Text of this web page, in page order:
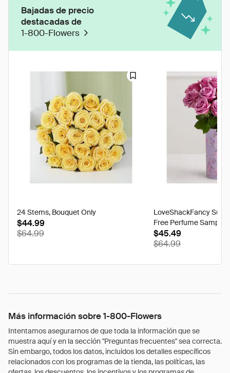
Bajadas de precio
destacadas de
1-800-Flowers
24 Stems, Bouquet Only
$44.99
$64.99
LoveShackFancy
Free Perfume Sample
$45.49
$64.99
Más información sobre 1-800-Flowers
Intentamos asegurarnos de que toda la información que se
muestra aquí y en la sección "Preguntas frecuentes" sea correcta.
Sin embargo, todos los datos, incluidos los detalles específicos
relacionados con los programas de la tienda, las políticas, las